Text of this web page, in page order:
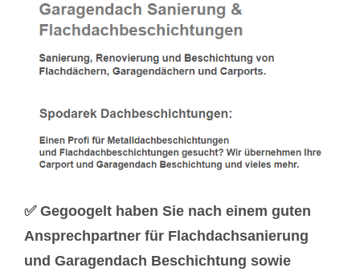
✅ Gegoogelt haben Sie nach einem guten
Ansprechpartner für Flachdachsanierung
und Garagendach Beschichtung sowie